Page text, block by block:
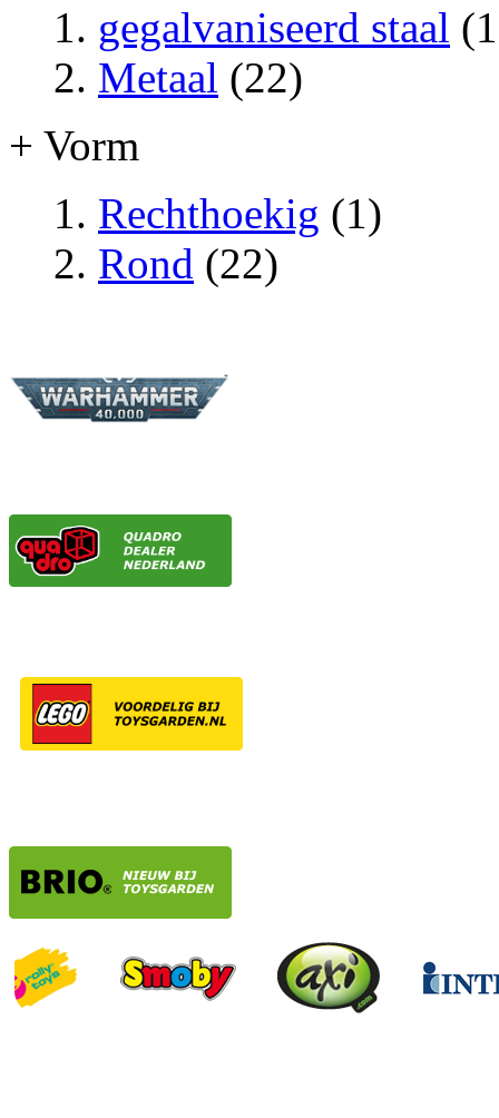
gegalvaniseerd staal
Metaal (22)
+ Vorm
Rechthoekig (1)
Rond (22)